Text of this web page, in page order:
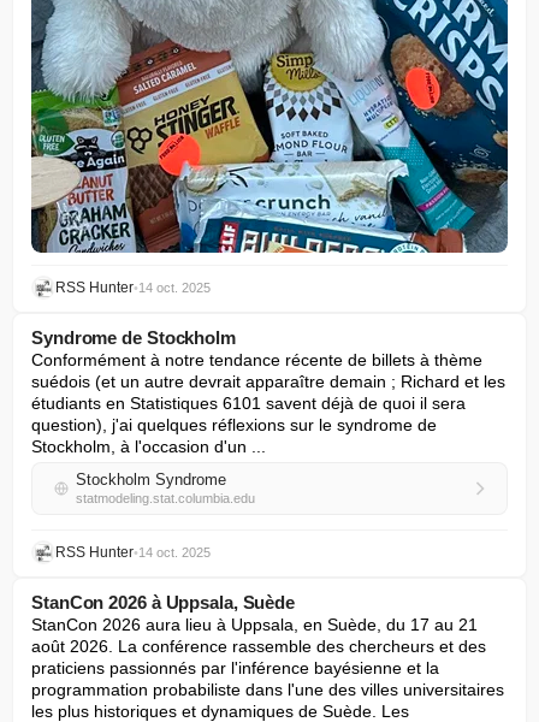
RSS Hunter•14 oct. 2025
Syndrome de Stockholm
Conformément à notre tendance récente de billets à thème
suédois (et un autre devrait apparaître demain ; Richard et les
étudiants en Statistiques 6101 savent déjà de quoi il sera
question), j'ai quelques réflexions sur le syndrome de
Stockholm, à l'occasion d'un ...
Stockholm Syndrome
statmodeling.stat.columbia.edu
RSS Hunter•14 oct. 2025
StanCon 2026 à Uppsala, Suède
StanCon 2026 aura lieu à Uppsala, en Suède, du 17 au 21
août 2026. La conférence rassemble des chercheurs et des
praticiens passionnés par l'inférence bayésienne et la
programmation probabiliste dans l'une des villes universitaires
les plus historiques et dynamiques de Suède. Les